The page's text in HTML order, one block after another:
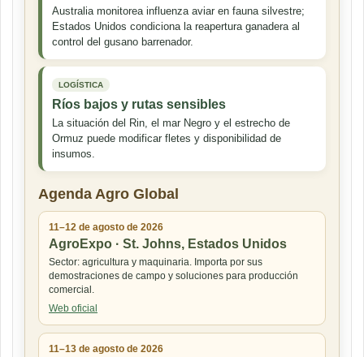
Australia monitorea influenza aviar en fauna silvestre;
Estados Unidos condiciona la reapertura ganadera al
control del gusano barrenador.
LOGÍSTICA
Ríos bajos y rutas sensibles
La situación del Rin, el mar Negro y el estrecho de
Ormuz puede modificar fletes y disponibilidad de
insumos.
Agenda Agro Global
11–12 de agosto de 2026
AgroExpo · St. Johns, Estados Unidos
Sector: agricultura y maquinaria. Importa por sus
demostraciones de campo y soluciones para producción
comercial.
Web oficial
11–13 de agosto de 2026